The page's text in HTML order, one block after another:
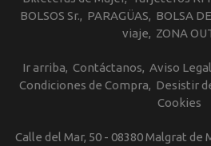
BOLSOS Sr.
PARAGÜAS BOLSA
viaje
ZONA
Ir arriba Contáctanos Aviso Legal
Condiciones de Compra
Desistir
Cookies
Calle del Mar, 50 - 08380 Malgrat de